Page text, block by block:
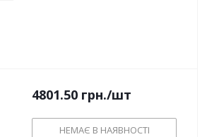
4801.50 грн./шт
НЕМАЄ В НАЯВНОСТІ